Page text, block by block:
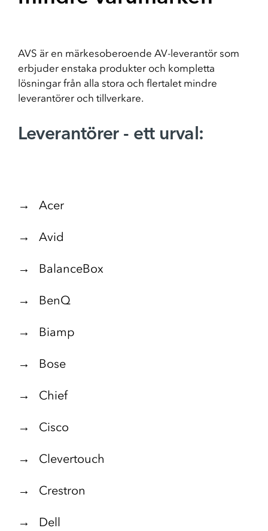
Flytt
AVS är en märkesoberoende AV-leverantör som
erbjuder enstaka produkter och kompletta
lösningar från alla stora och flertalet mindre
leverantörer och tillverkare.
Leverantörer - ett urval:
→ Acer
→ Avid
→ BalanceBox
→ BenQ
→ Biamp
→ Bose
→ Chief
→ Cisco
→ Clevertouch
→ Crestron
→ Dell